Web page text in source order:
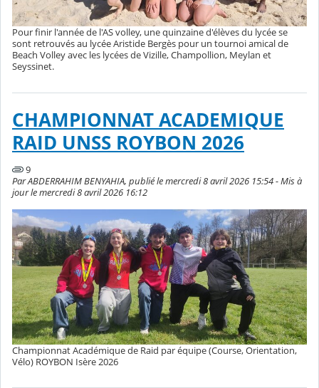
Pour finir l'année de l'AS volley, une quinzaine d'élèves du lycée se
sont retrouvés au lycée Aristide Bergès pour un tournoi amical de
Beach Volley avec les lycées de Vizille, Champollion, Meylan et
Seyssinet.
CHAMPIONNAT ACADEMIQUE
RAID UNSS ROYBON 2026
9
Par ABDERRAHIM BENYAHIA, publié le mercredi 8 avril 2026 15:54 - Mis à
jour le mercredi 8 avril 2026 16:12
Championnat Académique de Raid par équipe (Course, Orientation,
Vélo) ROYBON Isère 2026